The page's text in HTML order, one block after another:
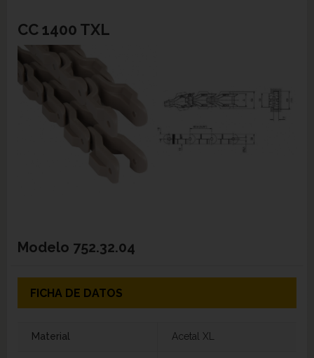
CC 1400 TXL
Modelo 752.32.04
FICHA DE DATOS
Material Acetal XL